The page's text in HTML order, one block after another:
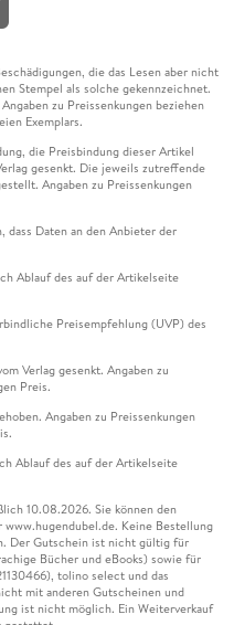
die das Lesen aber nicht
Stempel als solche gekennzeichnet.
zu Preissenkungen beziehen
Exemplars.
die Preisbindung dieser Artikel
gesenkt. Die jeweils zutreffende
Angaben zu Preissenkungen
Daten an den Anbieter der
Ablauf des auf der Artikelseite
Preisempfehlung (UVP) des
Verlag gesenkt. Angaben zu
Preis.
Angaben zu Preissenkungen
Ablauf des auf der Artikelseite
10.08.2026. Sie können den
Keine Bestellung
Der Gutschein ist nicht gültig für
Bücher und eBooks) sowie für
tolino select und das
mit anderen Gutscheinen und
ist nicht möglich. Ein Weiterverkauf